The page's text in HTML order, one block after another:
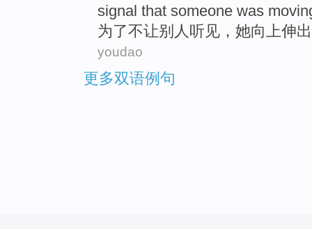
signal that someone was
为了不让别人 听见， 她向上伸
youdao
更多双语例句